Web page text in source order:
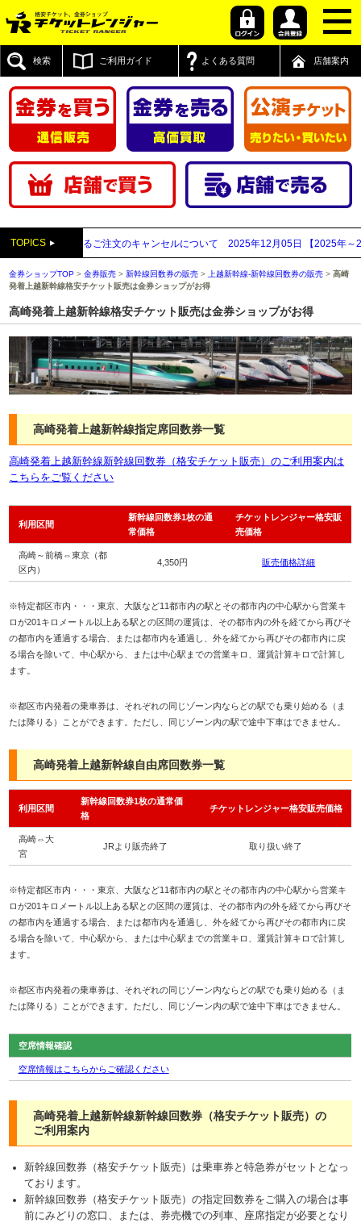
検索 ご利用ガイド よくある質問 店舗案内
TOPICS
と思われるご注文のキャンセルについて 2025年12月05日 【2025年～2026年
金券ショップTOP >金券販売 >新幹線回数券の販売 > 上越新幹線-新幹線回数券の販売 >高崎
発着上越新幹線格安チケット販売は金券ショップがお得
高崎発着上越新幹線格安チケット販売は金券ショップがお得
高崎発着上越新幹線指定席回数券一覧
高崎発着上越新幹線新幹線回数券（格安チケット販売）のご利用案内は
こちらをご覧ください
利用区間
新幹線回数券1枚の通
常価格
チケットレンジャー格安販
売価格
高崎～前橋⇔東京（都
区内）
4,350円 販売価格詳細
※特定都区市内・・・東京、大阪など11都市内の駅とその都市内の中心駅から営業キ
ロが201キロメートル以上ある駅との区間の運賃は、その都市内の外を経てから再びそ
の都市内を通過する場合、または都市内を通過し、外を経てから再びその都市内に戻
る場合を除いて、中心駅から、または中心駅までの営業キロ、運賃計算キロで計算し
ます。
※都区市内発着の乗車券は、それぞれの同じゾーン内ならどの駅でも乗り始める（ま
たは降りる）ことができます。ただし、同じゾーン内の駅で途中下車はできません。
高崎発着上越新幹線自由席回数券一覧
利用区間
新幹線回数券1枚の通常価
格
チケットレンジャー格安販売価格
高崎⇔大
宮
JRより販売終了 取り扱い終了
※特定都区市内・・・東京、大阪など11都市内の駅とその都市内の中心駅から営業キ
ロが201キロメートル以上ある駅との区間の運賃は、その都市内の外を経てから再びそ
の都市内を通過する場合、または都市内を通過し、外を経てから再びその都市内に戻
る場合を除いて、中心駅から、または中心駅までの営業キロ、運賃計算キロで計算し
ます。
※都区市内発着の乗車券は、それぞれの同じゾーン内ならどの駅でも乗り始める（ま
たは降りる）ことができます。ただし、同じゾーン内の駅で途中下車はできません。
空席情報確認
空席情報はこちらからご確認ください
高崎発着上越新幹線新幹線回数券（格安チケット販売）の
ご利用案内
新幹線回数券（格安チケット販売）は乗車券と特急券がセットとなっ
ております。
新幹線回数券（格安チケット販売）の指定回数券をご購入の場合は事
前にみどりの窓口、または、券売機での列車、座席指定が必要となり